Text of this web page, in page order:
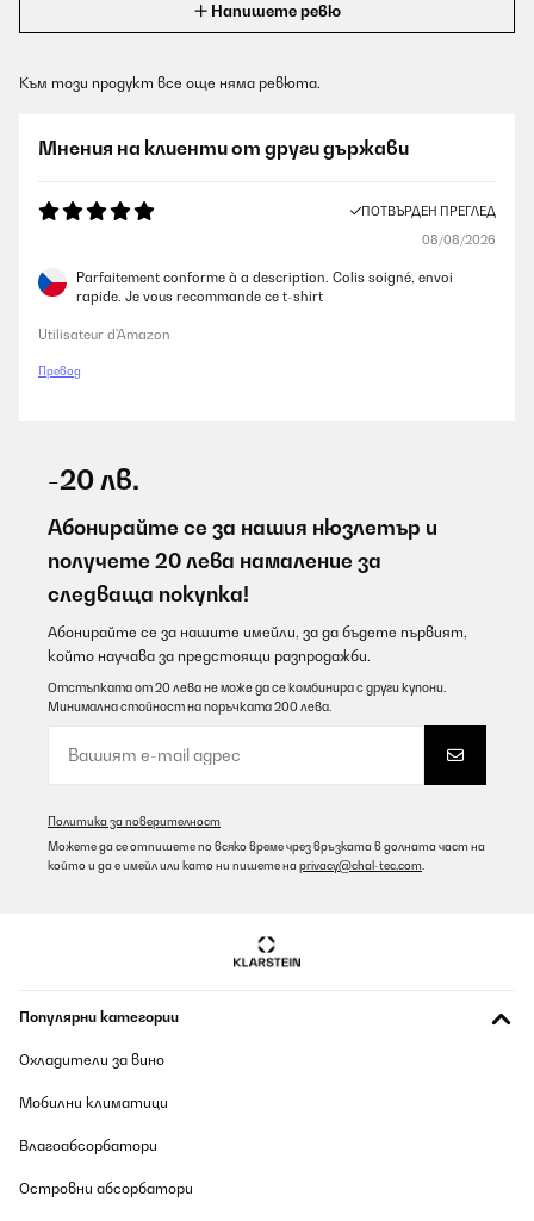
Напишете ревю
Към този продукт все още няма ревюта.
Мнения на клиенти от други държави
ПОТВЪРДЕН ПРЕГЛЕД
08/08/2026
Parfaitement conforme à a description. Colis soigné, envoi
rapide. Je vous recommande ce t-shirt
Utilisateur d'Amazon
Превод
-20 лв.
Абонирайте се за нашия нюзлетър и
получете 20 лева намаление за
следваща покупка!
Абонирайте се за нашите имейли, за да бъдете първият,
който научава за предстоящи разпродажби.
Отстъпката от 20 лева не може да се комбинира с други купони.
Минимална стойност на поръчката 200 лева.
Политика за поверителност
Можете да се отпишете по всяко време чрез връзката в долната част на
който и да е имейл или като ни пишете на privacy@chal-tec.com
Популярни категории
Охладители за вино
Мобилни климатици
Влагоабсорбатори
Островни абсорбатори